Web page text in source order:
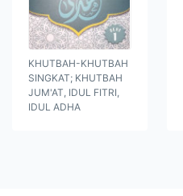
KHUTBAH-KHUTBAH
SINGKAT; KHUTBAH
JUM'AT, IDUL FITRI,
IDUL ADHA